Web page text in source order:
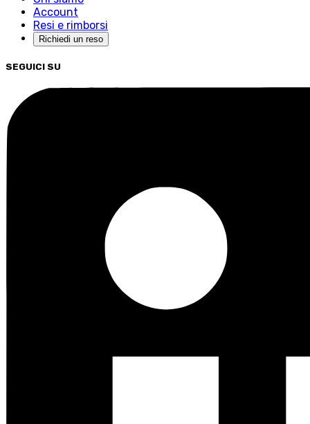
Account
Resi e rimborsi
Richiedi un reso
SEGUICI SU